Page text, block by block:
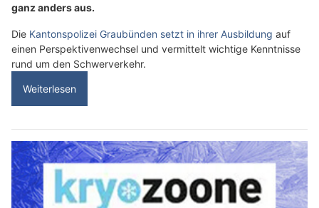
ganz anders aus.
Die Kantonspolizei Graubünden setzt in ihrer Ausbildung auf
einen Perspektivenwechsel und vermittelt wichtige Kenntnisse
rund um den Schwerverkehr.
Weiterlesen